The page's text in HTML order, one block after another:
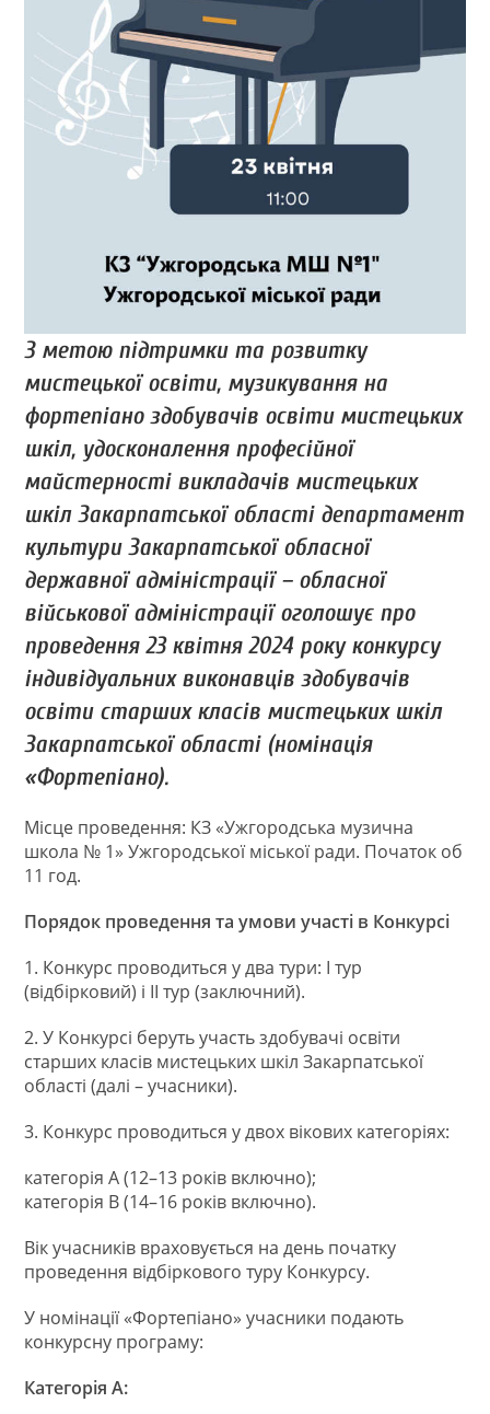
З метою підтримки та розвитку
мистецької освіти, музикування на
фортепіано здобувачів освіти мистецьких
шкіл, удосконалення професійної
майстерності викладачів мистецьких
шкіл Закарпатської області департамент
культури Закарпатської обласної
державної адміністрації – обласної
військової адміністрації оголошує про
проведення 23 квітня 2024 року конкурсу
індивідуальних виконавців здобувачів
освіти старших класів мистецьких шкіл
Закарпатської області (номінація
«Фортепіано).
Місце проведення: КЗ «Ужгородська музична
школа № 1» Ужгородської міської ради. Початок об
11 год.
Порядок проведення та умови участі в Конкурсі
1. Конкурс проводиться у два тури: І тур
(відбірковий) і ІІ тур (заключний).
2. У Конкурсі беруть участь здобувачі освіти
старших класів мистецьких шкіл Закарпатської
області (далі – учасники).
3. Конкурс проводиться у двох вікових категоріях:
категорія А (12–13 років включно);
категорія В (14–16 років включно).
Вік учасників враховується на день початку
проведення відбіркового туру Конкурсу.
У номінації «Фортепіано» учасники подають
конкурсну програму:
Категорія А: